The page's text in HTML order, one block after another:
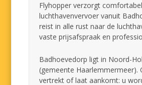
Flyhopper verzorgt comfortabel
luchthavenvervoer vanuit
reist in alle rust naar de
vaste prijsafspraak en
Badhoevedorp ligt in Noord-
(gemeente Haarlemmermeer).
vertrekt of laat aankomt: u